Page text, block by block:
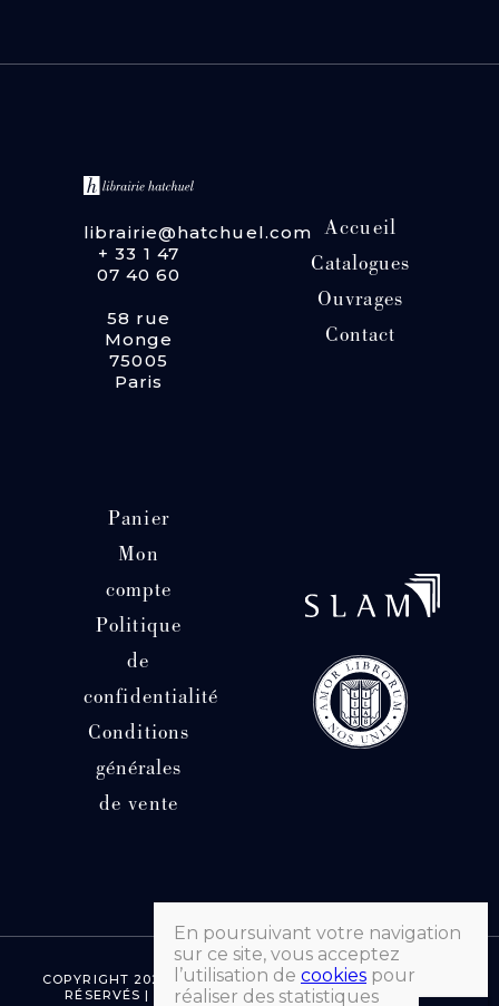
librairie@hatchuel.com
+ 33 1 47
07 40 60
58 rue
Monge
75005
Paris
Accueil
Catalogues
Ouvrages
Contact
Panier
Mon
compte
Politique
de
confidentialité
Conditions
générales
de vente
COPYRIGHT 2026 © LIBRAIRIE HATCHUEL | TOUS DROITS
RÉSERVÉS | FAIT AVEC ♡ PAR MORGANE SEVENET
En poursuivant votre navigation
sur ce site, vous acceptez
l’utilisation de cookies pour
réaliser des statistiques